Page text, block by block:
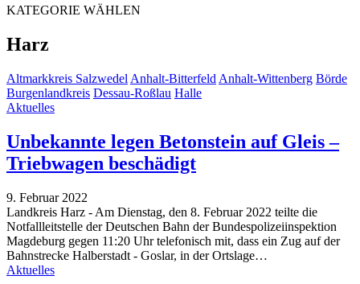
KATEGORIE WÄHLEN
Harz
Altmarkkreis Salzwedel Anhalt-Bitterfeld Anhalt-Wittenberg Börde
Burgenlandkreis Dessau-Roßlau Halle
Aktuelles
Unbekannte legen Betonstein auf Gleis –
Triebwagen beschädigt
9. Februar 2022
Landkreis Harz - Am Dienstag, den 8. Februar 2022 teilte die
Notfallleitstelle der Deutschen Bahn der Bundespolizeiinspektion
Magdeburg gegen 11:20 Uhr telefonisch mit, dass ein Zug auf der
Bahnstrecke Halberstadt - Goslar, in der Ortslage…
Aktuelles